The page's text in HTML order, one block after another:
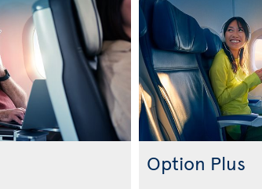
Option Plus